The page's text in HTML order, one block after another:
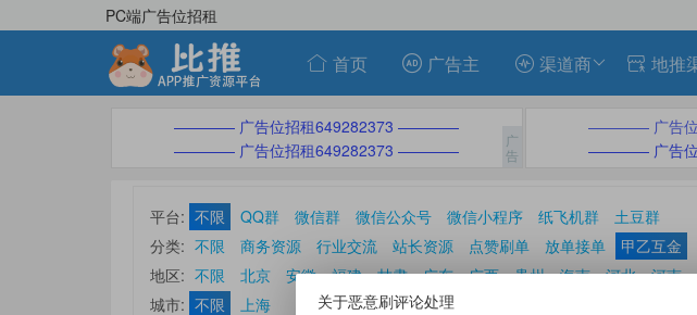
PC端广告位招租
首页 广告主 渠道商 地推
———— 广告位招租649282373 ————
———— 广告位招租649282373 ————
———— 广告
———— 广告
平台: 不限 QQ群 微信群 微信公众号 微信小程序 纸飞机群
土豆群
分类: 不限 商务资源 行业交流 站长资源 点赞刷单 放单接单 甲乙互金
ASO优化刷榜
休闲娱乐 其他分类
地区: 不限 北京 安徽 福建 甘肃 广东 广西 贵州 海南 河北 河南
山东
山西 陕西 上海 四川 天津 西藏
城市: 不限 上海 关于恶意刷评论处理